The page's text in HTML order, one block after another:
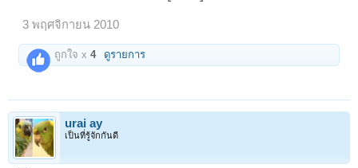
3 พฤศจิกายน 2010
ถูกใจ x4 ดูรายการ
urai ay
เป็นที่รู้จักกันดี